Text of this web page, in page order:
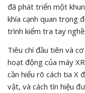
đã phát triển một
khía cạnh quan trọng
trình kiểm tra tay nghề.
Tiêu chí đầu tiên và
hoạt động của máy
cần hiểu rõ cách tia X
vật, và cách tín hiệu